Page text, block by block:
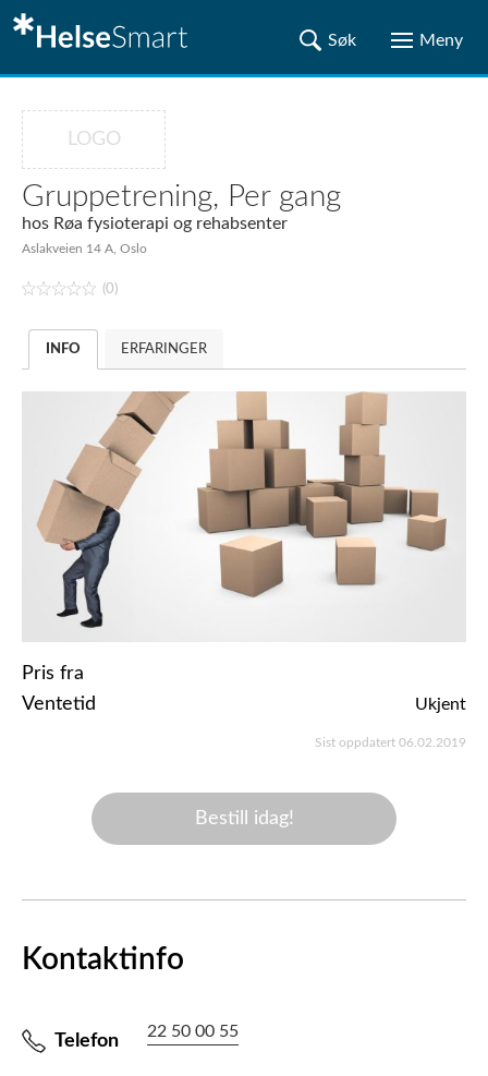
LOGO
Gruppetrening, Per gang
hos Røa fysioterapi og rehabsenter
Aslakveien 14 A, Oslo
(0)
INFO ERFARINGER
Pris fra
Ventetid
Ukjent
Sist oppdatert 06.02.2019
Bestill idag!
Kontaktinfo
Telefon 22 50 00 55